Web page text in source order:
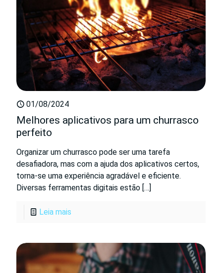
01/08/2024
Melhores aplicativos para um churrasco
perfeito
Organizar um churrasco pode ser uma tarefa
desafiadora, mas com a ajuda dos aplicativos certos,
torna-se uma experiência agradável e eficiente.
Diversas ferramentas digitais estão […]
Leia mais